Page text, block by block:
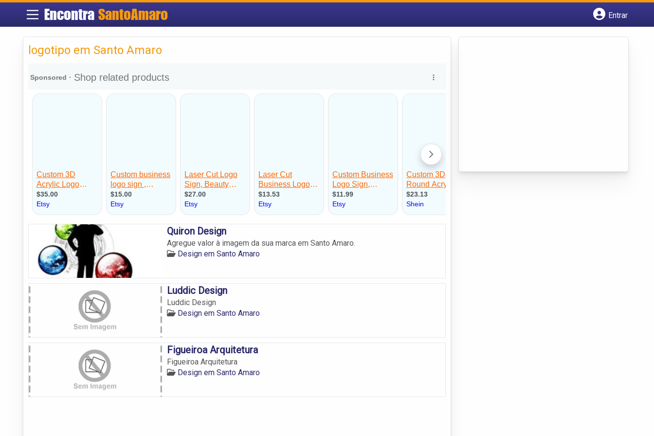
Encontra SantoAmaro
Entrar
logotipo em Santo Amaro
Quiron Design
Agregue valor à imagem da sua marca em Santo Amaro.
Design em Santo Amaro
Luddic Design
Luddic Design
Design em Santo Amaro
Figueiroa Arquitetura
Figueiroa Arquitetura
Design em Santo Amaro